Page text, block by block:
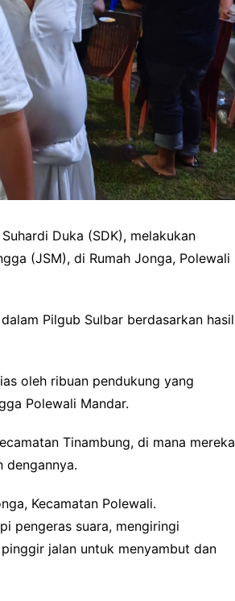
Duka (SDK), melakukan
(JSM), di Rumah Jonga, Polewali
Pilgub Sulbar berdasarkan hasil
oleh ribuan pendukung yang
Polewali Mandar.
Tinambung, di mana mereka
dengannya.
Kecamatan Polewali.
pengeras suara, mengiringi
jalan untuk menyambut dan